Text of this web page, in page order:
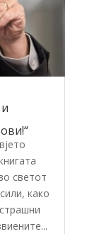
светот
како